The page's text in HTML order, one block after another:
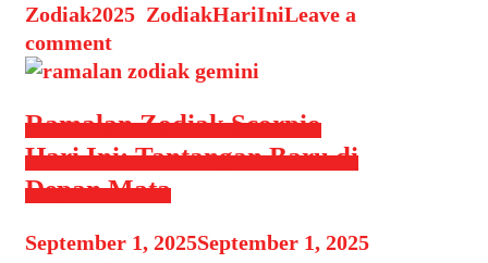
Zodiak2025 ZodiakHariIniLeave a
comment
Ramalan Zodiak Scorpio
Hari Ini: Tantangan Baru di
Depan Mata
September 1, 2025September 1, 2025